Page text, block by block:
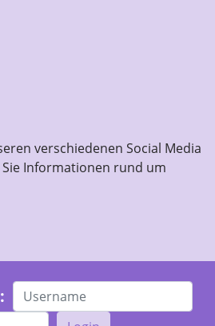
verschiedenen Social Media
Informationen rund um